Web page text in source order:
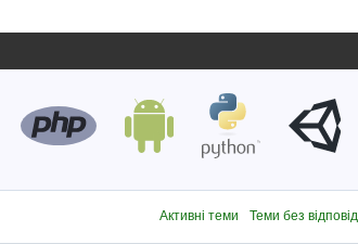
Активні теми Теми без